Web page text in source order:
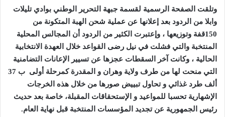
وتلقت الصفحة الرسمية لقسمة جبهة التحرير الوطني بوادي تليلات
وابلا من الردود بعد إعلانها عن عملية شحن الهبة المتكونة من
150قفة وتوزيعها ، وإعتبرت الكثير من الردود أن المجالس المحلية
المنتخبة والتي فشلت في نيل رضى القواعد خلال العهدة الانتخابية
الحالية ، وكانت آخر السقطات عجزها عن تسيير الإعانات التضامنية
التي منحت لها من طرف ولاية وهران و المقدرة كمرحلة أولى ب 37
ألف طرد غذائي و تحاول تبييض صورها من خلال هذه الخرجات
الإشهارية تحسبا للمواعيد و الإستحقاقات المقبلة، خاصة بعد حديث
رئيس الجمهورية عن تجديد المؤسسات المنتخبة قبل نهاية العام.